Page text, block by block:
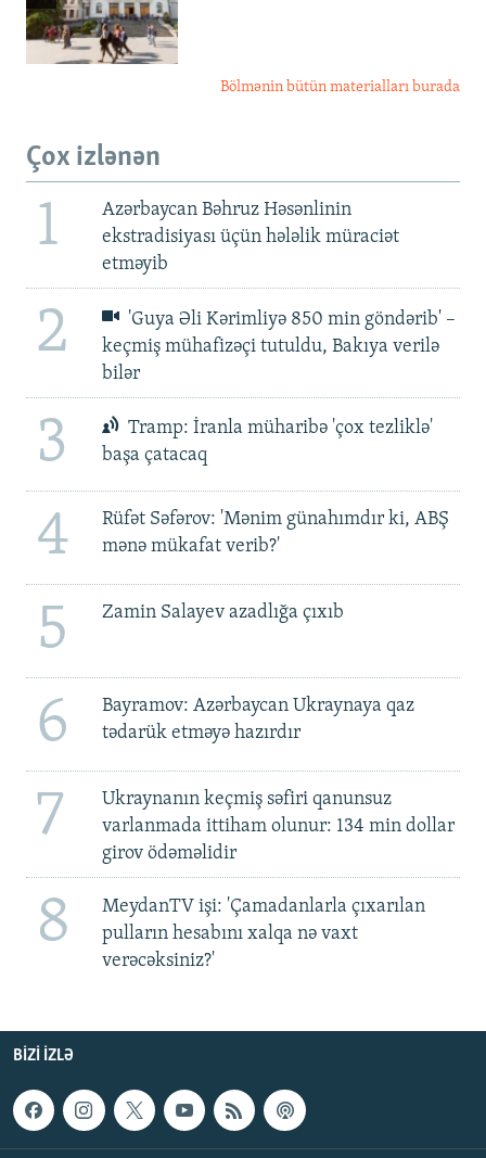
Bölmənin bütün materialları burada
Çox izlənən
1
Azərbaycan Bəhruz Həsənlinin
ekstradisiyası üçün hələlik müraciət
etməyib
2
'Guya Əli Kərimliyə 850 min göndərib' –
keçmiş mühafizəçi tutuldu, Bakıya verilə
bilər
3
Tramp: İranla müharibə 'çox tezliklə'
başa çatacaq
4
Rüfət Səfərov: 'Mənim günahımdır ki, ABŞ
mənə mükafat verib?'
5 Zamin Salayev azadlığa çıxıb
6
Bayramov: Azərbaycan Ukraynaya qaz
tədarük etməyə hazırdır
7
Ukraynanın keçmiş səfiri qanunsuz
varlanmada ittiham olunur: 134 min dollar
girov ödəməlidir
8
MeydanTV işi: 'Çamadanlarla çıxarılan
pulların hesabını xalqa nə vaxt
verəcəksiniz?'
BIZI IZLƏ